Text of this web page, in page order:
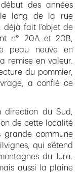
des années
le long de la rue
déjà fait l’objet de
n° 20A et 20B,
peau neuve en
remise en valeur.
du pommier,
a confié ce
du Sud,
de cette localité
grande commune
qui s’étend
du Jura.
aussi la plaine